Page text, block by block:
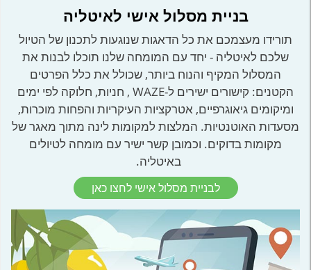
בניית מסלול אישי לאיטליה
תורידו מעצמכם את כל הדאגות שנוגעות לתכנון של הטיול
שלכם לאיטליה - יחד עם המומחה שלנו תוכלו לבנות את
המסלול המקיף והנוח ביותר, שכולל את כלל הפרטים
הקטנים: קישורים ישירים ל-WAZE , חניות, חלוקה לפי ימים
ומיקומים גיאוגרפיים, אטרקציות העיקריות והפחות מוכרות,
מסעדות האוטנטיות. המלצות למקומות לינה מתוך מאגר של
מקומות בדוקים. וכמובן קשר ישיר עם מומחה לטיולים
באיטליה.
לבניית מסלול אישי לחצו כאן